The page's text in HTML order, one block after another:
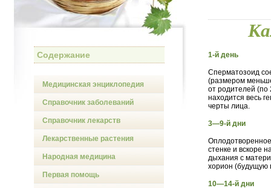
Содержание
Медицинская энциклопедия
Справочник заболеваний
Справочник лекарств
Лекарственные растения
Народная медицина
Первая помощь
1-й день
Сперматозоид
(размером
от родителей (по
находится весь
черты лица.
3—9-й дни
стенке и вскоре
дыхания с
хорион (будущую
10—14-й дни